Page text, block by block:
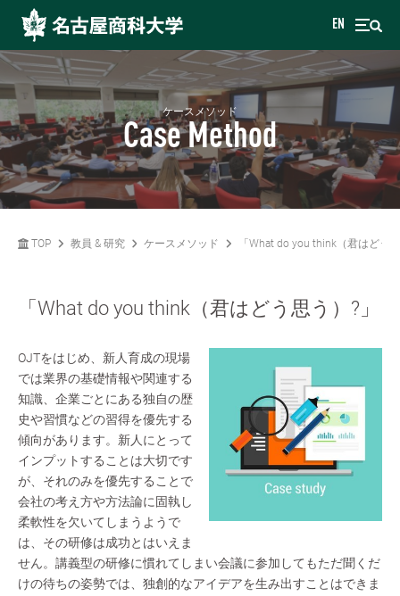
EN
ケースメソッド
Case Method
TOP 教員 & 研究 ケースメソッド 「What do you think（君はどう
「What do you think（君はどう思う）?」
OJTをはじめ、新人育成の現場
では業界の基礎情報や関連する
知識、企業ごとにある独自の歴
史や習慣などの習得を優先する
傾向があります。新人にとって
インプットすることは大切です
が、それのみを優先することで
会社の考え方や方法論に固執し
柔軟性を欠いてしまうようで
は、その研修は成功とはいえま
せん。講義型の研修に慣れてしまい会議に参加してもただ聞くだ
けの待ちの姿勢では、独創的なアイデアを生み出すことはできま